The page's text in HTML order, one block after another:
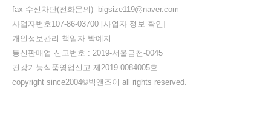
fax 수신차단(전화문의) bigsize119@naver.com
사업자번호107-86-03700 [사업자 정보 확인]
개인정보관리 책임자 박예지
통신판매업 신고번호 : 2019-서울금천-0045
건강기능식품영업신고 제2019-0084005호
copyright since2004©빅앤조이 all rights reserved.